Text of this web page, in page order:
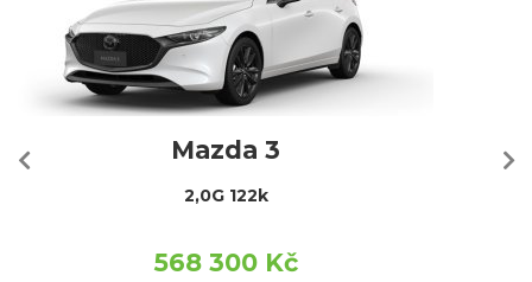
Mazda 3
2,0G 122k
568 300 Kč